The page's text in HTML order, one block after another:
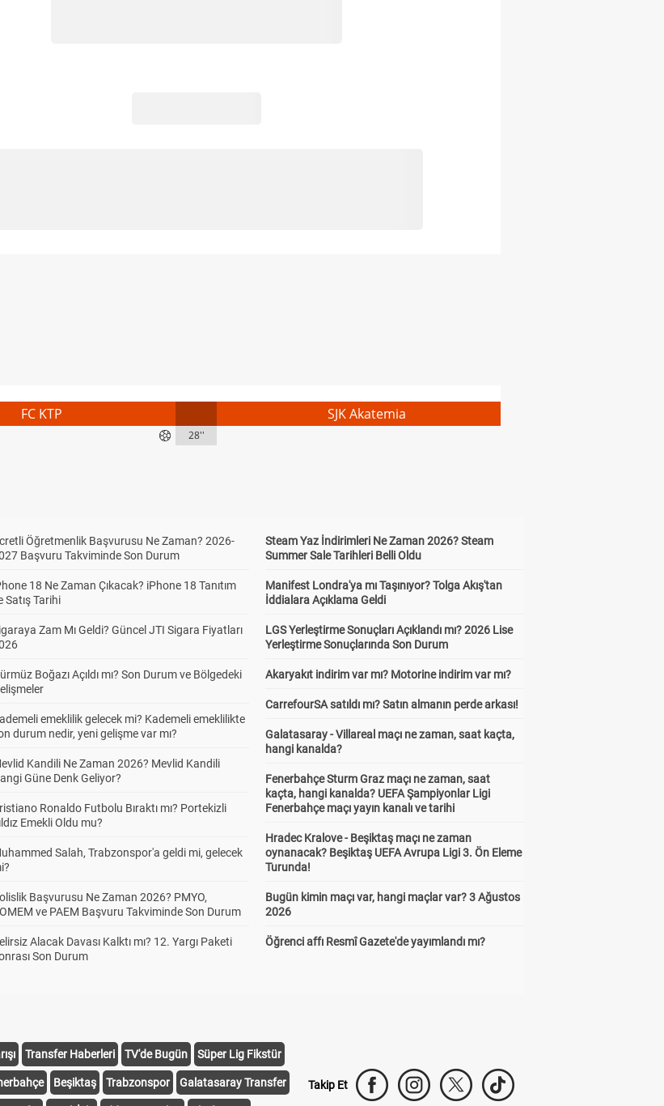
FC KTP SJK Akatemia
28''
Öğretmenlik Başvurusu Ne Zaman? 2026-
Başvuru Takviminde Son Durum
18 Ne Zaman Çıkacak? iPhone 18 Tanıtım
Satış Tarihi
Zam Mı Geldi? Güncel JTI Sigara Fiyatları
Boğazı Açıldı mı? Son Durum ve Bölgedeki
emeklilik gelecek mi? Kademeli emeklilikte
durum nedir, yeni gelişme var mı?
Kandili Ne Zaman 2026? Mevlid Kandili
Güne Denk Geliyor?
Ronaldo Futbolu Bıraktı mı? Portekizli
Emekli Oldu mu?
Salah, Trabzonspor'a geldi mi, gelecek
Başvurusu Ne Zaman 2026? PMYO,
ve PAEM Başvuru Takviminde Son Durum
Alacak Davası Kalktı mı? 12. Yargı Paketi
Son Durum
Steam Yaz İndirimleri Ne Zaman 2026? Steam
Summer Sale Tarihleri Belli Oldu
Manifest Londra'ya mı Taşınıyor? Tolga Akış'tan
İddialara Açıklama Geldi
LGS Yerleştirme Sonuçları Açıklandı mı? 2026 Lise
Yerleştirme Sonuçlarında Son Durum
Akaryakıt indirim var mı? Motorine indirim var mı?
CarrefourSA satıldı mı? Satın almanın perde arkası!
Galatasaray - Villareal maçı ne zaman, saat kaçta,
hangi kanalda?
Fenerbahçe Sturm Graz maçı ne zaman, saat
kaçta, hangi kanalda? UEFA Şampiyonlar Ligi
Fenerbahçe maçı yayın kanalı ve tarihi
Hradec Kralove - Beşiktaş maçı ne zaman
oynanacak? Beşiktaş UEFA Avrupa Ligi 3. Ön Eleme
Turunda!
Bugün kimin maçı var, hangi maçlar var? 3 Ağustos
2026
Öğrenci affı Resmî Gazete'de yayımlandı mı?
Transfer Haberleri TV'de Bugün Süper Lig Fikstür
Beşiktaş Trabzonspor Galatasaray Transfer Takip Et